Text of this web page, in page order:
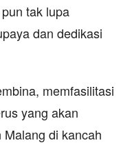
tak lupa
dan dedikasi
memfasilitasi
yang akan
di kancah